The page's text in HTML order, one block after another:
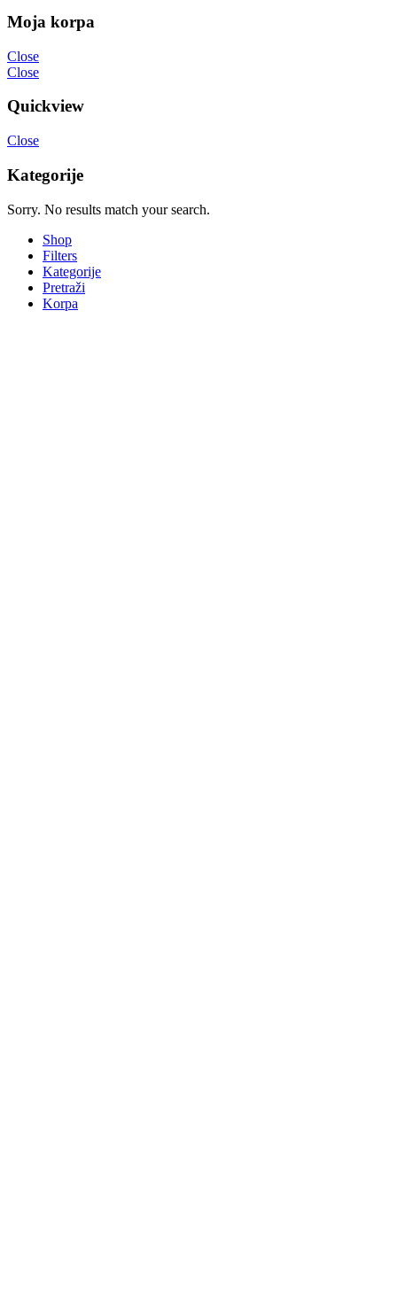
Moja korpa
Close
Close
Quickview
Close
Kategorije
Sorry. No results match your search.
Shop
Filters
Kategorije
Pretraži
Korpa